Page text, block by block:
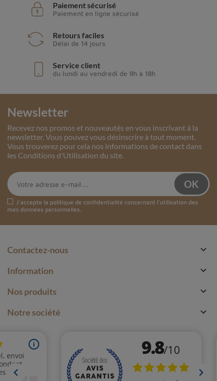
Paiement sécurisé
Paiement en ligne sécurisé
Retours faciles
Délai de 14 jours
Service client
du lundi au vendredi de 9h à 18h
Newsletter
Recevez nos promos et nouveautés en vous inscrivant à la
newsletter. Vous pouvez vous désinscrire à tout moment.
Vous trouverez pour cela nos informations de contact dans
les Conditions d'Utilisation du site.
J'accepte la politique de confidentialité concernant l'utilisation des
mes données personnelles.
Contactez-nous 
Information 
Nos produits 
Notre société 